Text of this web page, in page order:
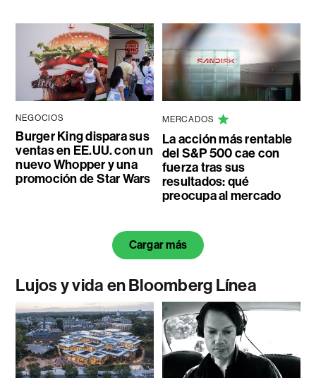
NEGOCIOS
Burger King dispara sus
ventas en EE.UU. con un
nuevo Whopper y una
promoción de Star Wars
MERCADOS
La acción más rentable
del S&P 500 cae con
fuerza tras sus
resultados: qué
preocupa al mercado
Cargar más
Lujos y vida en Bloomberg Línea